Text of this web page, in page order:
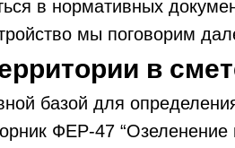
в нормативных
мы поговорим
в
базой для
ФЕР-47